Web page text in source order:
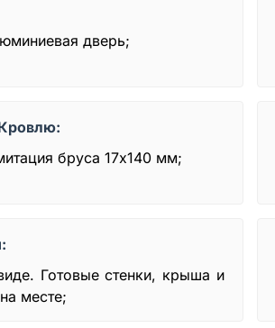
дверь;
бруса 17х140 мм;
Готовые стенки, крыша и
месте;